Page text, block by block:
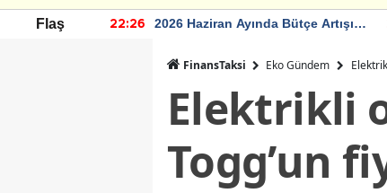
Flaş 22:26
2026 Haziran Ayında Bütçe Artışı
FinansTaksi Eko Gündem
Elektrikli
Togg’un